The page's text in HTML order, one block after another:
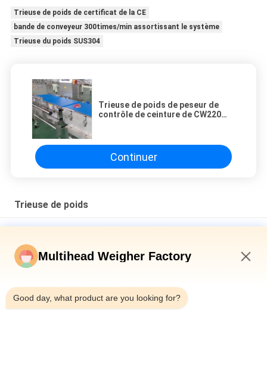
Trieuse de poids de certificat de la CE
bande de conveyeur 300times/min assortissant le système
Trieuse du poids SUS304
Trieuse de poids de peseur de
contrôle de ceinture de CW220
Continuer
Trieuse de poids
Machine automatique de trieuse de niveleuse de bande de
Machine automatique intelligente de peseur de contrôle de
Multihead Weigher Factory
Good day, what product are you looking for?